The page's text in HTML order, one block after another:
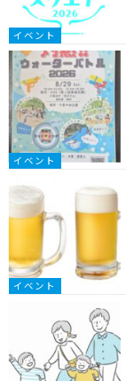
イベント
イベント
イベント